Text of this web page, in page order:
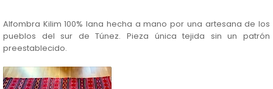
Alfombra Kilim 100% lana hecha a mano por una artesana de los
pueblos del sur de Túnez. Pieza única tejida sin un patrón
preestablecido.